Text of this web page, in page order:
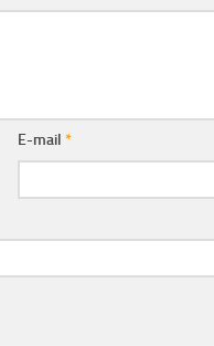
E-mail*